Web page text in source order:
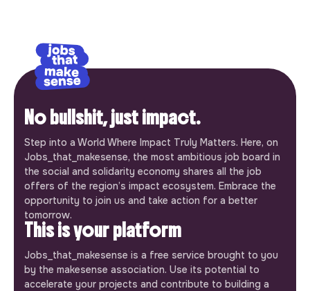
No bullshit, just impact.
Step into a World Where Impact Truly Matters. Here, on
Jobs_that_makesense, the most ambitious job board in
the social and solidarity economy shares all the job
offers of the region’s impact ecosystem. Embrace the
opportunity to join us and take action for a better
tomorrow.
This is your platform
Jobs_that_makesense is a free service brought to you
by the makesense association. Use its potential to
accelerate your projects and contribute to building a